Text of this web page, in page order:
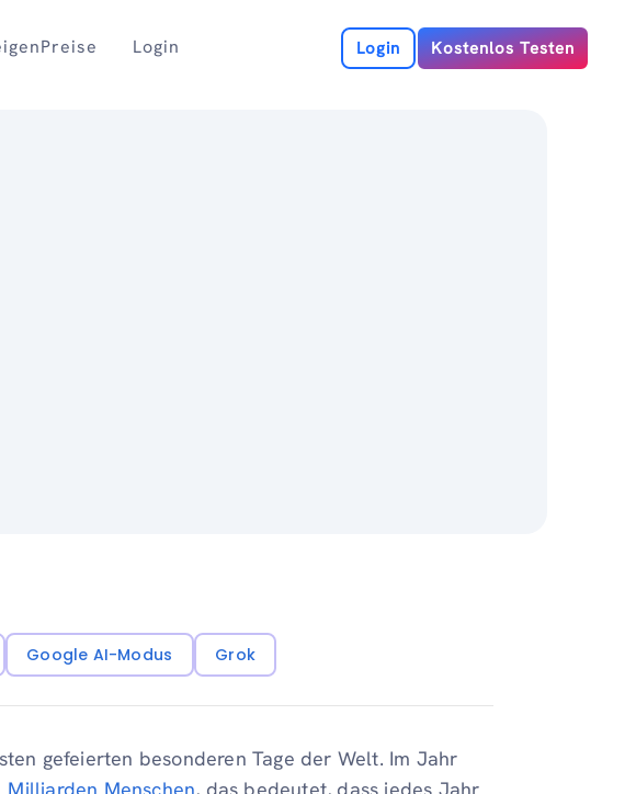
Login Login Kostenlos Testen
Google AI-Modus Grok
gefeierten besonderen Tage der Welt. Im Jahr
Milliarden Menschen, das bedeutet, dass jedes Jahr